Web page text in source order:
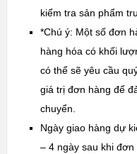
kiểm tra sản phẩm
*Chú ý: Một số đơn
hàng hóa có khối
có thể sẽ yêu cầu
giá trị đơn hàng để
chuyển.
Ngày giao hàng dự
– 4 ngày sau khi